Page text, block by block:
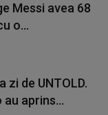
Messi avea 68
o...
zi de UNTOLD.
aprins...